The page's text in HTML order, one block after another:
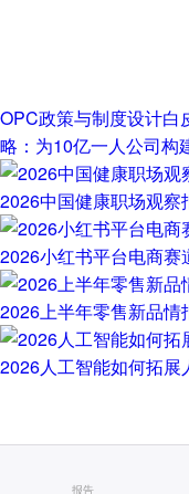
OPC政策与制度设计白
略：为10亿一人公司构
2026中国健康职场观察
2026小红书平台电商赛
2026上半年零售新品情
2026人工智能如何拓
报告